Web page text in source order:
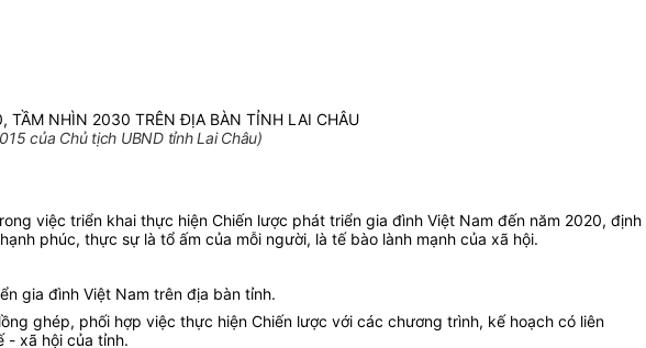
TẦM NHÌN 2030 TRÊN ĐỊA BÀN TỈNH LAI CHÂU
của Chủ tịch UBND tỉnh Lai Châu)
việc triển khai thực hiện Chiến lược phát triển gia đình Việt Nam đến năm 2020, định
phúc, thực sự là tổ ấm của mỗi người, là tế bào lành mạnh của xã hội.
gia đình Việt Nam trên địa bàn tỉnh.
ghép, phối hợp việc thực hiện Chiến lược với các chương trình, kế hoạch có liên
- xã hội của tỉnh.